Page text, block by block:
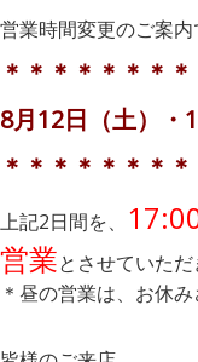
営業時間変更のご案内
＊＊＊＊＊＊＊
8月12日（土）・
＊＊＊＊＊＊＊
上記2日間を、
営業とさせていただ
＊昼の営業は、お休